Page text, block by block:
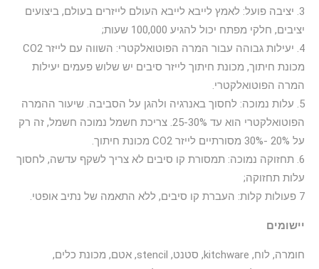
3. יציבה פועל: לאמץ לייבא לייבא העולם לייזרים בעולם, ביצועים
יציבים, חלקי מפתח יכול להגיע 100,000 שעות;
4. יעילות גבוהה עבור המרה הפוטואלקטרי: השווה עם לייזר CO2
מכונת חיתוך, מכונת חיתוך לייזר סיבים יש שלוש פעמים יעילות
המרה הפוטואלקטרי.
5. עלות נמוכה: לחסוך באנרגיה ולהגן על הסביבה. שיעור ההמרה
הפוטואלקטרי הוא עד 25-30%. צריכת חשמל נמוכה חשמל, זה רק
על 20% -30% מסורתיים לייזר CO2 מכונת חיתוך.
6. תחזוקה נמוכה: תמסורת קו סיבים לא צריך לשקף עדשה, לחסוך
עלות תחזוקה;
7 פעולות קלות: העברת קו סיבים, ללא התאמה של נתיב אופטי.
יישומים
חומרה, לוח, kitchware, סטנט, stencil, אטם, מכונת כלים,